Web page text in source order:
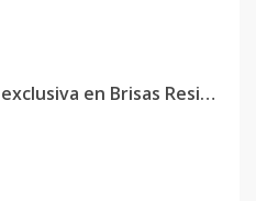
Aprovecha la preventa exclusiva en Brisas Residences Cabrera